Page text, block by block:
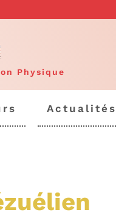
Physique
Actualités